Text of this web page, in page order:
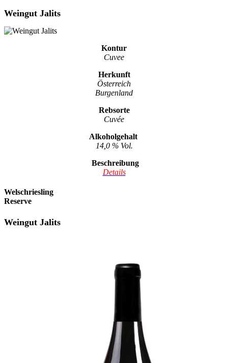
Weingut Jalits
Kontur
Cuvee
Herkunft
Österreich
Burgenland
Rebsorte
Cuvée
Alkoholgehalt
14,0 % Vol.
Beschreibung
Details
Welschriesling
Reserve
Weingut Jalits